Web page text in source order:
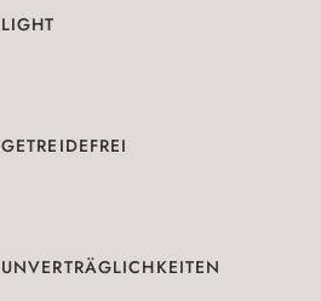
LIGHT
GETREIDEFREI
UNVERTRÄGLICHKEITEN